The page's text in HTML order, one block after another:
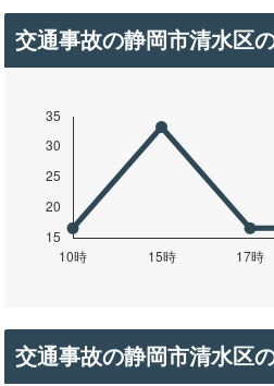
交通事故の静岡市清水区
交通事故の静岡市清水区